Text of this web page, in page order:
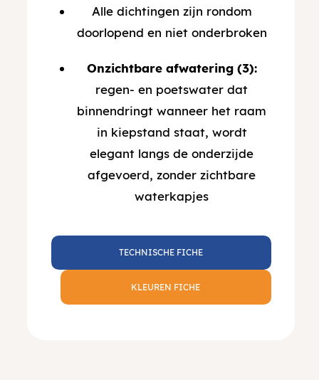
Alle dichtingen zijn rondom
doorlopend en niet onderbroken
Onzichtbare afwatering (3):
regen- en poetswater dat
binnendringt wanneer het raam
in kiepstand staat, wordt
elegant langs de onderzijde
afgevoerd, zonder zichtbare
waterkapjes
TECHNISCHE FICHE
KLEUREN FICHE